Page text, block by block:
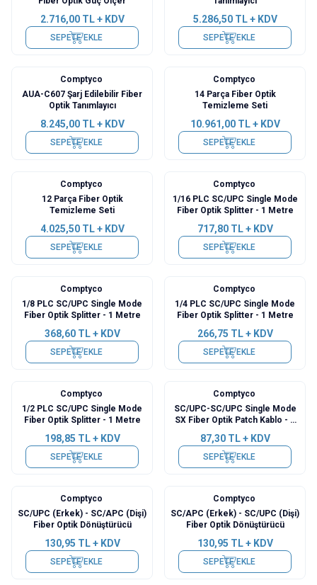
2.716,00TL + KDV
SEPETE EKLE
5.286,50TL + KDV
SEPETE EKLE
Comptyco
AUA-C607 Şarj Edilebilir Fiber
Optik Tanımlayıcı
8.245,00TL + KDV
SEPETE EKLE
Comptyco
14 Parça Fiber Optik
Temizleme Seti
10.961,00TL + KDV
SEPETE EKLE
Comptyco
12 Parça Fiber Optik
Temizleme Seti
4.025,50TL + KDV
SEPETE EKLE
Comptyco
1/16 PLC SC/UPC Single Mode
Fiber Optik Splitter - 1 Metre
717,80TL + KDV
SEPETE EKLE
Comptyco
1/8 PLC SC/UPC Single Mode
Fiber Optik Splitter - 1 Metre
368,60TL + KDV
SEPETE EKLE
Comptyco
1/4 PLC SC/UPC Single Mode
Fiber Optik Splitter - 1 Metre
266,75 TL + KDV
SEPETE EKLE
Comptyco
1/2 PLC SC/UPC Single Mode
Fiber Optik Splitter - 1 Metre
198,85 TL + KDV
SEPETE EKLE
Comptyco
SC/UPC-SC/UPC Single Mode
SX Fiber Optik Patch Kablo - 3
87,30TL + KDV
SEPETE EKLE
Comptyco
SC/UPC (Erkek) - SC/APC (Dişi)
Fiber Optik Dönüştürücü
130,95 TL + KDV
SEPETE EKLE
Comptyco
SC/APC (Erkek) - SC/UPC (Dişi)
Fiber Optik Dönüştürücü
130,95 TL + KDV
SEPETE EKLE